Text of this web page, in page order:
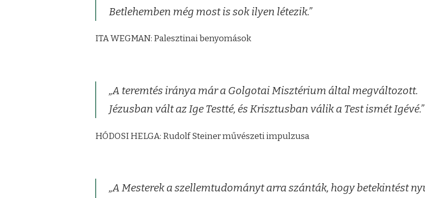
Betlehemben még most is sok ilyen létezik.”
ITA WEGMAN: Palesztinai benyomások
„A teremtés iránya már a Golgotai Misztérium által megváltozott.
Jézusban vált az Ige Testté, és Krisztusban válik a Test ismét Igévé.”
HÓDOSI HELGA: Rudolf Steiner művészeti impulzusa
„A Mesterek a szellemtudományt arra szánták, hogy betekintést